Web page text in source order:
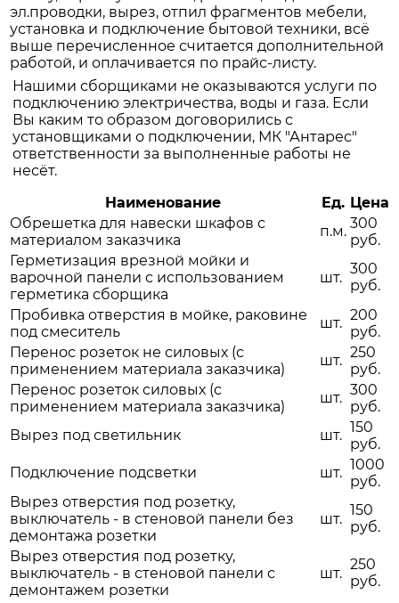
эл.проводки, вырез, отпил фрагментов мебели,
установка и подключение бытовой техники, всё
выше перечисленное считается дополнительной
работой, и оплачивается по прайс-листу.
Нашими сборщиками не оказываются услуги по
подключению электричества, воды и газа. Если
Вы каким то образом договорились с
установщиками о подключении, МК "Антарес"
ответственности за выполненные работы не
несёт.
Наименование
Ед. Цена
Обрешетка для навески шкафов с
материалом заказчика
п.м. 300
руб.
Герметизация врезной мойки и
варочной панели с использованием
герметика сборщика
шт.
300
руб.
Пробивка отверстия в мойке, раковине
под смеситель
шт. 200
руб.
Перенос розеток не силовых (с
применением материала заказчика)
шт. 250
руб.
Перенос розеток силовых (с
применением материала заказчика)
шт. 300
руб.
Вырез под светильник
шт. 150
руб.
Подключение подсветки
шт. 1000
руб.
Вырез отверстия под розетку,
выключатель - в стеновой панели без
демонтажа розетки
шт.
150
руб.
Вырез отверстия под розетку,
выключатель - в стеновой панели с
демонтажем розетки
шт.
250
руб.